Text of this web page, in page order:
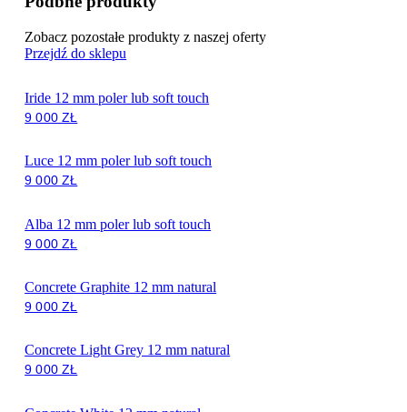
Zobacz pozostałe produkty z naszej oferty
Przejdź do sklepu
Iride 12 mm poler lub soft touch
9 000ZŁ
Luce 12 mm poler lub soft touch
9 000ZŁ
Alba 12 mm poler lub soft touch
9 000ZŁ
Concrete Graphite 12 mm natural
9 000ZŁ
Concrete Light Grey 12 mm natural
9 000ZŁ